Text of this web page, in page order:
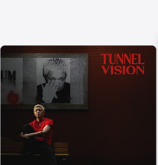
口
中
打
开)